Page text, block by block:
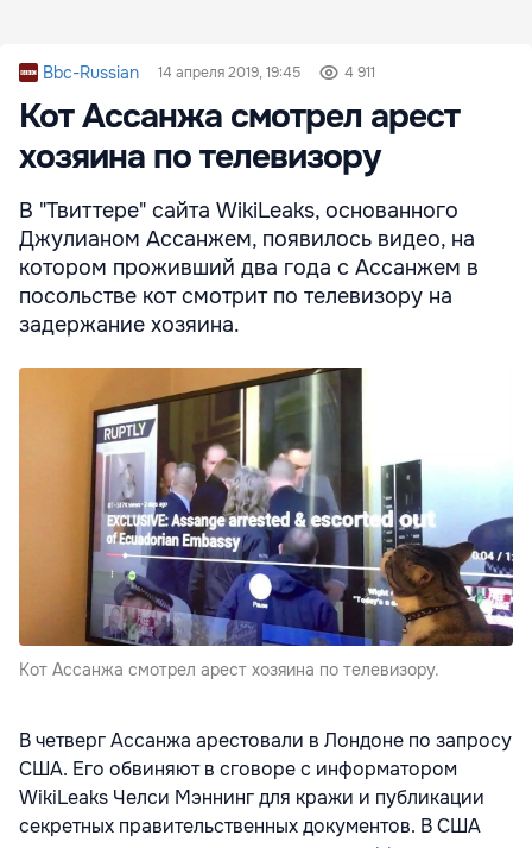
Bbc-Russian 14 апреля 2019, 19:45 4 911
Кот Ассанжа смотрел арест
хозяина по телевизору
В "Твиттере" сайта WikiLeaks, основанного
Джулианом Ассанжем, появилось видео, на
котором проживший два года с Ассанжем в
посольстве кот смотрит по телевизору на
задержание хозяина.
Кот Ассанжа смотрел арест хозяина по телевизору.
В четверг Ассанжа арестовали в Лондоне по запросу
США. Его обвиняют в сговоре с информатором
WikiLeaks Челси Мэннинг для кражи и публикации
секретных правительственных документов. В США